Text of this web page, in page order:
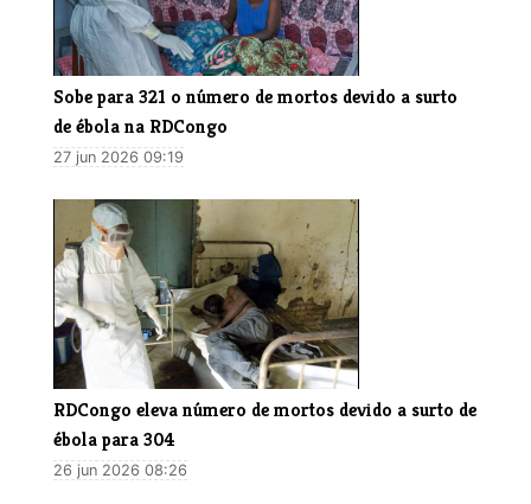
Sobe para 321 o número de mortos devido a surto
de ébola na RDCongo
27 jun 2026 09:19
RDCongo eleva número de mortos devido a surto de
ébola para 304
26 jun 2026 08:26